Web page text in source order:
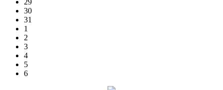
30
31
1
2
3
4
5
6